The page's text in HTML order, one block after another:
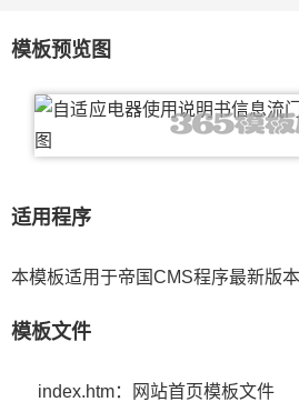
模板预览图
适用程序
本模板适用于帝国CMS程序最新版
模板文件
index.htm：网站首页模板文件